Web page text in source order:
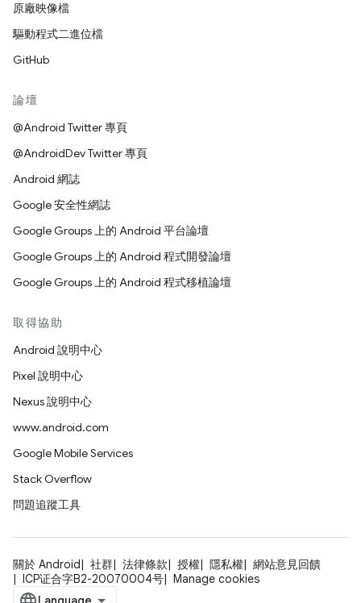
原廠映像檔
驅動程式二進位檔
GitHub
論壇
@Android Twitter 專頁
@AndroidDev Twitter 專頁
Android 網誌
Google 安全性網誌
Google Groups 上的 Android 平台論壇
Google Groups 上的 Android 程式開發論壇
Google Groups 上的 Android 程式移植論壇
取得協助
Android 說明中心
Pixel 說明中心
Nexus 說明中心
www.android.com
Google Mobile Services
Stack Overflow
問題追蹤工具
關於 Android 社群 法律條款 授權 隱私權
網站意見回饋
ICP证合字B2-20070004号
Manage cookies